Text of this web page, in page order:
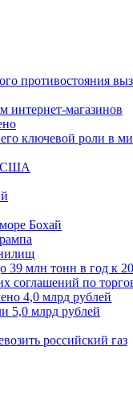
противостояния
интернет-магазинов
ключевой роли в
США
Бохай
39 млн тонн в год к
соглашений по
4,0 млрд рублей
5,0 млрд рублей
российский газ